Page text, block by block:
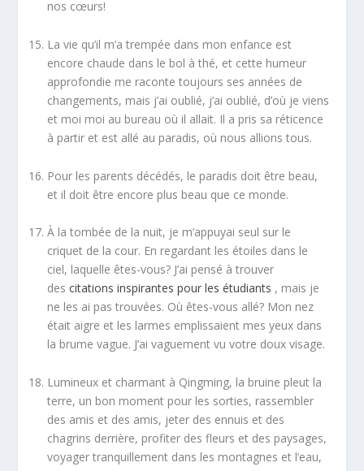
nos cœurs!
La vie qu’il m’a trempée dans mon enfance est
encore chaude dans le bol à thé, et cette humeur
approfondie me raconte toujours ses années de
changements, mais j’ai oublié, j’ai oublié, d’où je viens
et moi moi au bureau où il allait. Il a pris sa réticence
à partir et est allé au paradis, où nous allions tous.
Pour les parents décédés, le paradis doit être beau,
et il doit être encore plus beau que ce monde.
À la tombée de la nuit, je m’appuyai seul sur le
criquet de la cour. En regardant les étoiles dans le
ciel, laquelle êtes-vous? J’ai pensé à trouver
descitations inspirantes pour les étudiants , mais je
ne les ai pas trouvées. Où êtes-vous allé? Mon nez
était aigre et les larmes emplissaient mes yeux dans
la brume vague. J’ai vaguement vu votre doux visage.
Lumineux et charmant à Qingming, la bruine pleut la
terre, un bon moment pour les sorties, rassembler
des amis et des amis, jeter des ennuis et des
chagrins derrière, profiter des fleurs et des paysages,
voyager tranquillement dans les montagnes et l’eau,